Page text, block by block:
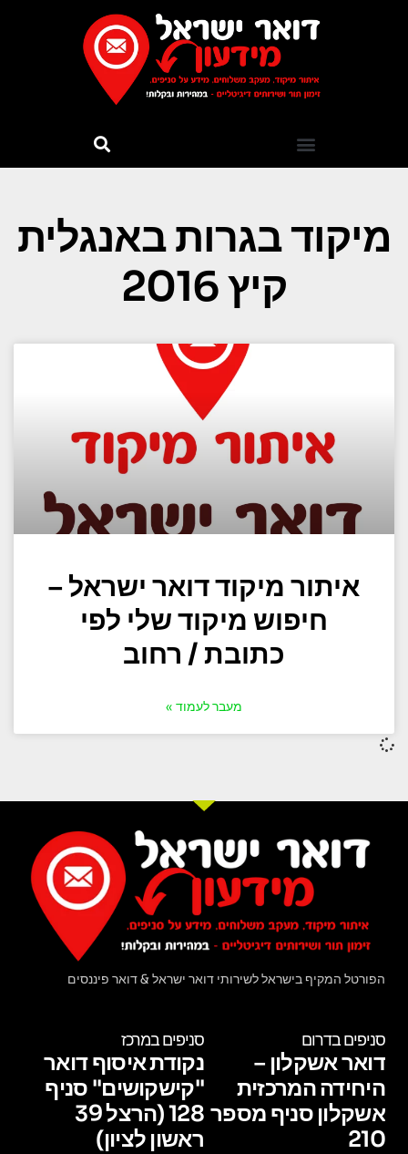
מיקוד בגרות באנגלית
קיץ 2016
איתור מיקוד דואר ישראל –
חיפוש מיקוד שלי לפי
כתובת / רחוב
מעבר לעמוד »
הפורטל המקיף בישראל לשירותי דואר ישראל & דואר פיננסים
סניפים בדרום
דואר אשקלון –
היחידה המרכזית
אשקלון סניף מספר
210
סניפים במרכז
נקודת איסוף דואר
"קישקושים" סניף
128 (הרצל 39
ראשון לציון)